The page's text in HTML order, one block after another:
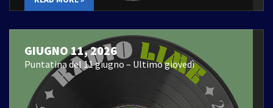
GIUGNO 11, 2026
Puntatina del 11 giugno – Ultimo giovedì